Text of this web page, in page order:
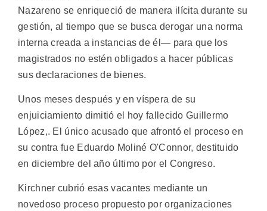
Nazareno se enriqueció de manera ilícita durante su
gestión, al tiempo que se busca derogar una norma
interna creada a instancias de él— para que los
magistrados no estén obligados a hacer públicas
sus declaraciones de bienes.
Unos meses después y en víspera de su
enjuiciamiento dimitió el hoy fallecido Guillermo
López,. El único acusado que afrontó el proceso en
su contra fue Eduardo Moliné O'Connor, destituido
en diciembre del año último por el Congreso.
Kirchner cubrió esas vacantes mediante un
novedoso proceso propuesto por organizaciones